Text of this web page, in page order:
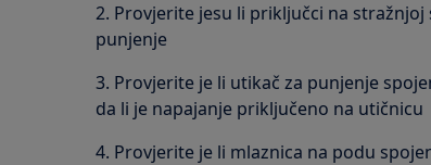
2. Provjerite jesu li priključci na
punjenje
3. Provjerite je li utikač za punjenje
da li je napajanje priključeno na utičnicu
4. Provjerite je li mlaznica na podu